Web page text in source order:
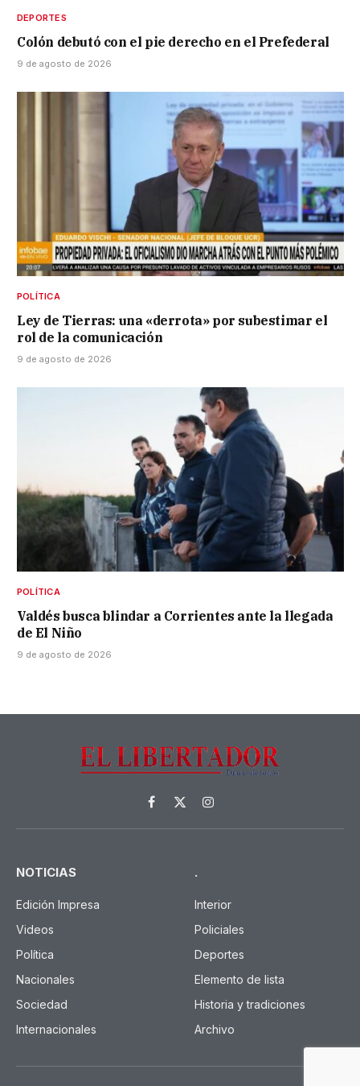
DEPORTES
Colón debutó con el pie derecho en el Prefederal
9 de agosto de 2026
POLÍTICA
Ley de Tierras: una «derrota» por subestimar el
rol de la comunicación
9 de agosto de 2026
POLÍTICA
Valdés busca blindar a Corrientes ante la llegada
de El Niño
9 de agosto de 2026
Facebook
X
(Twitter)
Instagram
NOTICIAS
Edición Impresa
Videos
Política
Nacionales
Sociedad
Internacionales
.
Interior
Policiales
Deportes
Elemento de lista
Historia y tradiciones
Archivo